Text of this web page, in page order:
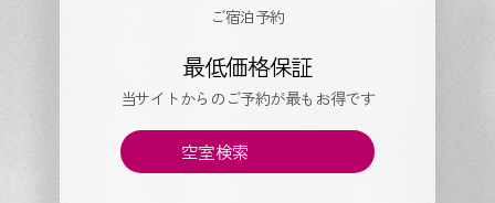
ご宿泊予約
最低価格保証
当サイトからのご予約が最もお得です
空室検索